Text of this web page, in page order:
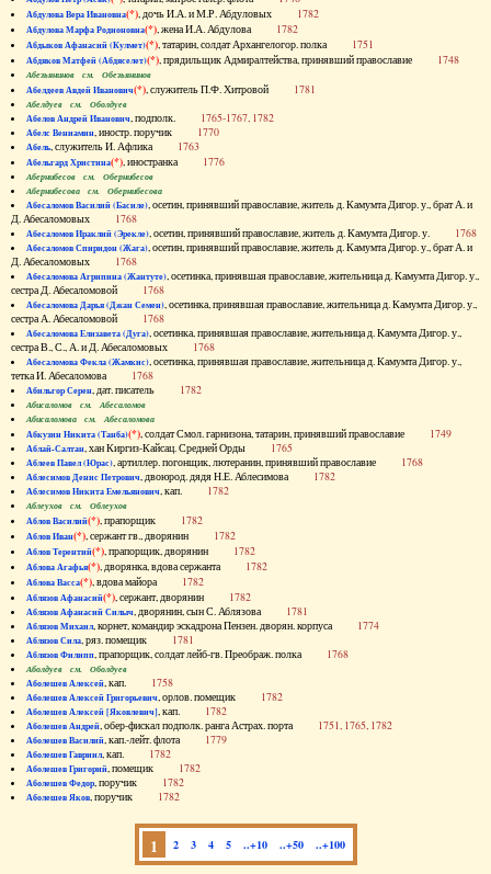
Абдулова Вера Ивановна(*), дочь И.А. и М.Р. Абдуловых 1782
Абдулова Марфа Родионовна(*), жена И.А. Абдулова 1782
Абдыков Афанасий (Кулмет)(*), татарин, солдат Архангелогор. полка 1751
Абдяков Матфей (Абдяселет)(*), прядильщик Адмиралтейства, принявший православие 1748
Абезьянинов см. Обезьянинов
Абелдеев Авдей Иванович(*), служитель П.Ф. Хитровой 1781
Абелдуев см. Оболдуев
Абелов Андрей Иванович, подполк. 1765-1767, 1782
Абелс Вениамин, иностр. поручик 1770
Абель, служитель И. Афлика 1763
Абельгард Христина(*), иностранка 1776
Абернибесов см. Обернибесов
Абернибесова см. Обернибесова
Абесаломов Василий (Басиле), осетин, принявший православие, житель д. Камумта Дигор. у., брат А. и
Д. Абесаломовых 1768
Абесаломов Ираклий (Эрекле), осетин, принявший православие, житель д. Камумта Дигор. у. 1768
Абесаломов Спиридон (Жага), осетин, принявший православие, житель д. Камумта Дигор. у., брат А. и
Д. Абесаломовых 1768
Абесаломова Агрипина (Жантуте), осетинка, принявшая православие, жительница д. Камумта Дигор. у.,
сестра Д. Абесаломовой 1768
Абесаломова Дарья (Джан Семен), осетинка, принявшая православие, жительница д. Камумта Дигор. у.,
сестра А. Абесаломовой 1768
Абесаломова Елизавета (Дуга), осетинка, принявшая православие, жительница д. Камумта Дигор. у.,
сестра В., С., А. и Д. Абесаломовых 1768
Абесаломова Фекла (Жамкис), осетинка, принявшая православие, жительница д. Камумта Дигор. у.,
тетка И. Абесаломова 1768
Абильгор Серен, дат. писатель 1782
Абисаломов см. Абесаломов
Абисаломова см. Абесаломова
Абкузин Никита (Танба)(*), солдат Смол. гарнизона, татарин, принявший православие 1749
Аблай-Салтан, хан Киргиз-Кайсац. Средней Орды 1765
Аблеев Павел (Юрас), артиллер. погонщик, лютеранин, принявший православие 1768
Аблесимов Денис Петрович, двоюрод. дядя Н.Е. Аблесимова 1782
Аблесимов Никита Емельянович, кап. 1782
Аблеухов см. Облеухов
Аблов Василий(*), прапорщик 1782
Аблов Иван(*), сержант гв., дворянин 1782
Аблов Терентий(*), прапорщик, дворянин 1782
Аблова Агафья(*), дворянка, вдова сержанта 1782
Аблова Васса(*), вдова майора 1782
Аблязов Афанасий(*), сержант, дворянин 1782
Аблязов Афанасий Силыч, дворянин, сын С. Аблязова 1781
Аблязов Михаил, корнет, командир эскадрона Пензен. дворян. корпуса 1774
Аблязов Сила, ряз. помещик 1781
Аблязов Филипп, прапорщик, солдат лейб-гв. Преображ. полка 1768
Аболдуев см. Оболдуев
Аболешев Алексей, кап. 1758
Аболешев Алексей Григорьевич, орлов. помещик 1782
Аболешев Алексей [Яковлевич], кап. 1782
Аболешев Андрей, обер-фискал подполк. ранга Астрах. порта 1751, 1765, 1782
Аболешев Василий, кап.-лейт. флота 1779
Аболешев Гавриил, кап. 1782
Аболешев Григорий, помещик 1782
Аболешев Федор, поручик 1782
Аболешев Яков, поручик 1782
1 2 3 4 5 ..+10 ..+50 ..+100